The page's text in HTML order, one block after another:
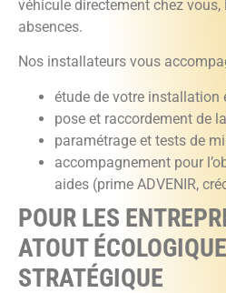
véhicule directement chez
absences.
Nos installateurs vous
étude de votre installation
pose et raccordement de
paramétrage et tests de
accompagnement pour
aides (prime ADVENIR,
POUR LES
ATOUT
STRATÉGIQUE